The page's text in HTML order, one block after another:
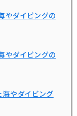
やダイビングの
やダイビングの
やダイビング